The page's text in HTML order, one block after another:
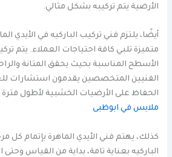
الأرضية يتم تركيبه بشكل مثالي.
أيضًا، يلتزم فني تركيب الباركيه في الأيدي
متميزة تلبي كافة احتياجات العملاء. يتم
الأسطح المناسبة بحيث يحقق المتانة
الفنيين المتخصصين يقدمون استشارات
الحفاظ على الأرضيات الخشبية لأطول
ملابس في ابوظبى
كذلك، يهتم فني الأيدي الماهرة بإتمام كل
الباركيه بعناية تامة، بداية من القياس وحتى